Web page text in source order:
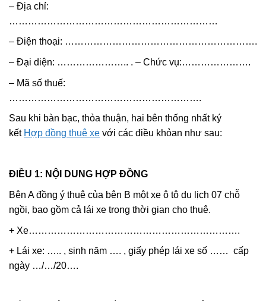
– Địa chỉ:
…………………………………………………………
– Điện thoại: …………………………………………………….
– Đại diện: ………………….. . – Chức vụ:………………….
– Mã số thuế:
…………………………………………………….
Sau khi bàn bạc, thỏa thuận, hai bên thống nhất ký
kết Hợp đồng thuê xe với các điều khỏan như sau:
ĐIỀU 1: NỘI DUNG HỢP ĐỒNG
Bên A đồng ý thuê của bên B một xe ô tô du lịch 07 chỗ
ngồi, bao gồm cả lái xe trong thời gian cho thuê.
+ Xe………………………………………………………….
+ Lái xe: ….. , sinh năm …. , giấy phép lái xe số …… cấp
ngày …/…/20….